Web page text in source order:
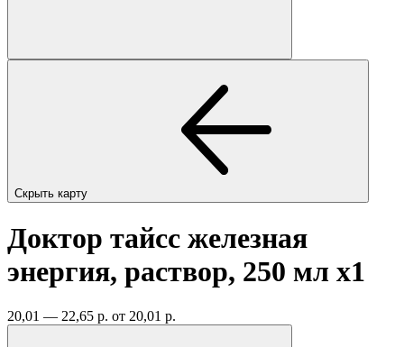
Скрыть карту
Доктор тайсс железная
энергия, раствор, 250 мл x1
20,01 — 22,65 р. от 20,01 р.